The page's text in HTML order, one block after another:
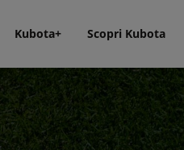
Kubota+ Scopri Kubota